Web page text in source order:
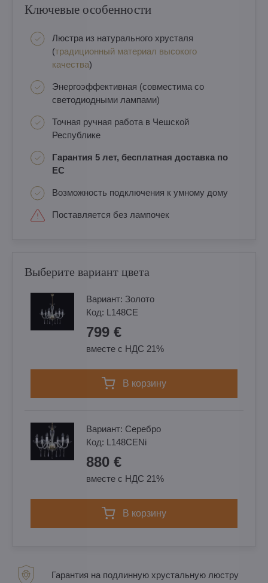
Ключевые особенности
Люстра из натурального хрусталя
(традиционный материал высокого
качества)
Энергоэффективная (совместима со
светодиодными лампами)
Точная ручная работа в Чешской
Республике
Гарантия 5 лет, бесплатная доставка по
ЕС
Возможность подключения к умному дому
Поставляется без лампочек
Выберите вариант цвета
Вариант: Золотo
Код: L148CE
799 €
вместе с НДС 21%
в корзину
Вариант: Cеребро
Код: L148CENi
880 €
вместе с НДС 21%
в корзину
Гарантия на подлинную хрустальную люстру